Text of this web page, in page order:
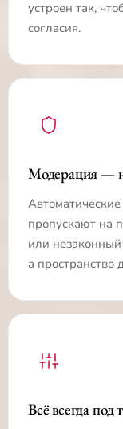
устроен так,
согласия.
Модерация —
пропускают на
или
а пространство
Всё всегда